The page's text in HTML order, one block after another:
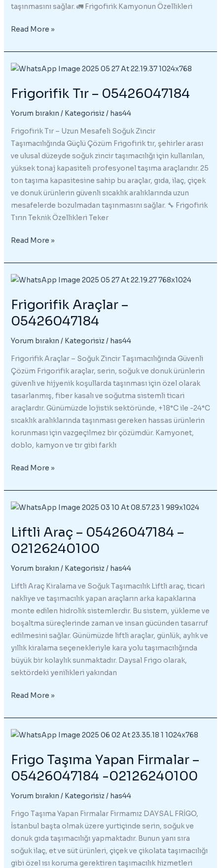
taşınmasını sağlar. 🚛 Frigofirik Kamyonun Özellikleri
Frigorifik
–
05426047184
Read More »
Frigorifik Tır – 05426047184
Yorum bırakın / Kategorisiz / has44
Frigofirik Tır – Uzun Mesafeli Soğuk Zincir
Taşımacılığında Güçlü Çözüm Frigofirik tır, şehirler arası
ve ulusal düzeyde soğuk zincir taşımacılığı için kullanılan,
yüksek tonaj kapasiteli profesyonel taşıma araçlarıdır. 25
ton taşıma kapasitesine sahip bu araçlar, gıda, ilaç, çiçek
ve donuk ürünlerin güvenli sıcaklık aralıklarında uzun
mesafelerde bozulmadan taşınmasını sağlar. 🔧 Frigofirik
Tırın Teknik Özellikleri Teker
Frigorifik
–
05426047184
Read More »
Frigorifik Araçlar –
05426047184
Yorum bırakın / Kategorisiz / has44
Frigorifik Araçlar – Soğuk Zincir Taşımacılığında Güvenli
Çözüm Frigorifik araçlar, serin, soğuk ve donuk ürünlerin
güvenli ve hijyenik koşullarda taşınması için özel olarak
tasarlanmış, fiber kasalı ve soğutma sistemli ticari
araçlardır. Günümüzde lojistik sektöründe, +18°C ile -24°C
sıcaklık aralıklarında taşınması gereken hassas ürünlerin
korunması için vazgeçilmez bir çözümdür. Kamyonet,
doblo, kamyon ve tır gibi farklı
Frigorifik
–
05426047184
Read More »
Liftli Araç – 05426047184 –
02126240100
Yorum bırakın / Kategorisiz / has44
Liftli Araç Kiralama ve Soğuk Taşımacılık Liftli araç, ticari
nakliye ve taşımacılık yapan araçların arka kapaklarına
monte edilen hidrolik sistemlerdir. Bu sistem, yükleme ve
boşaltma süreçlerinde zaman ve insan gücünden tasarruf
edilmesini sağlar. Günümüzde liftli araçlar, günlük, aylık ve
yıllık kiralama seçenekleriyle kara yolu taşımacılığında
büyük bir kolaylık sunmaktadır. Daysal Frigo olarak,
sektördeki yenilikleri yakından
Liftli
–
05426047184
02126240100
Read More »
Frigo Taşıma Yapan Firmalar –
05426047184 -02126240100
Yorum bırakın / Kategorisiz / has44
Frigo Taşıma Yapan Firmalar Firmamız DAYSAL FRİGO,
İstanbul başta olmak üzere yurtiçinde serin, soğuk ve
donuk gıda taşımacılığı yapmaktadır. Bunun yanı sıra
soğuk ilaç, et ve süt ürünleri, çiçek ve çikolata taşımacılığı
gibi özel ısı koruma gerektiren taşımacılık hizmetleri